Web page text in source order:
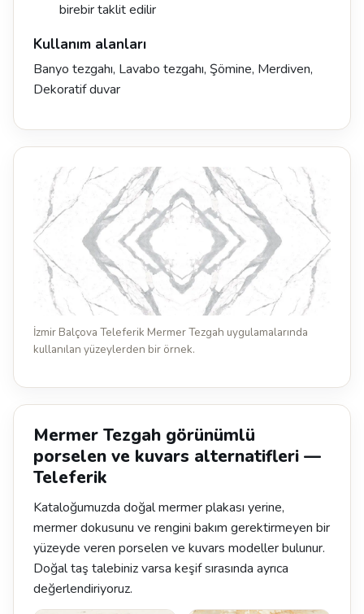
birebir taklit edilir
Kullanım alanları
Banyo tezgahı, Lavabo tezgahı, Şömine, Merdiven,
Dekoratif duvar
İzmir Balçova Teleferik Mermer Tezgah uygulamalarında
kullanılan yüzeylerden bir örnek.
Mermer Tezgah görünümlü
porselen ve kuvars alternatifleri —
Teleferik
Kataloğumuzda doğal mermer plakası yerine,
mermer dokusunu ve rengini bakım gerektirmeyen bir
yüzeyde veren porselen ve kuvars modeller bulunur.
Doğal taş talebiniz varsa keşif sırasında ayrıca
değerlendiriyoruz.